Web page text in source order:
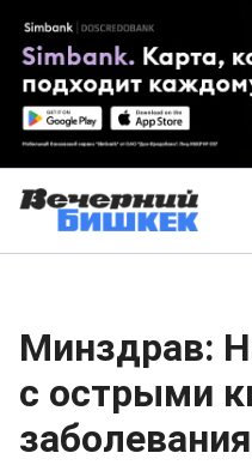
Минздрав:
с острыми